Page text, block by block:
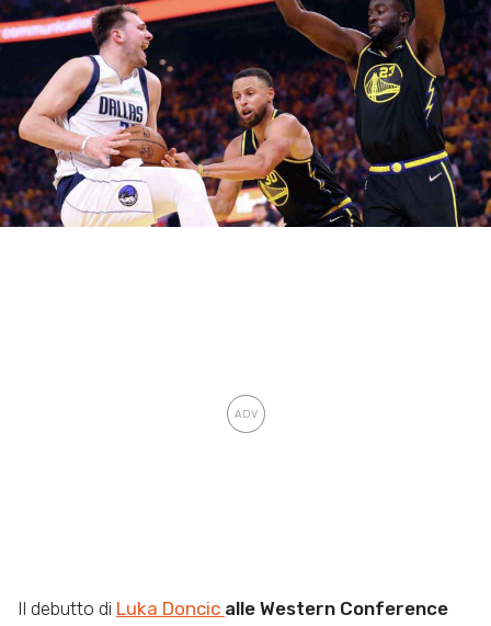
Il debutto di Luka Doncic alle Western Conference